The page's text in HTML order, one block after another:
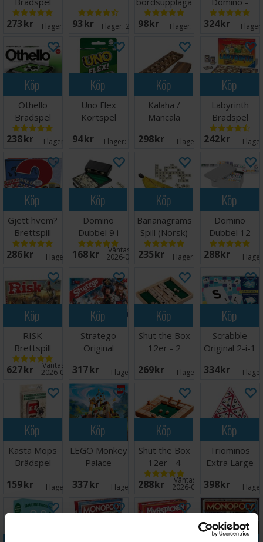
273 SEK I lager: 20+
93 SEK I lager:20+
25cm
98 SEK I lager:
NORSK
324 SEK I
Köp
Othello
Brädspel
238 SEK I lager: 13
Köp
Uno Flex
Kortspel
94 SEK I lager:
Köp
Kalaha /
Mancala
298 SEK I lager: 4
Köp
Labyrinth
Brädspel
242 SEK I
Köp
Gjett hvem?
Brettspill
286 SEK I lager:
Köp
Domino
Dubbel 9 i
koffert - 55
delar
168 SEK Väntas in:
2026-08-17
Köp
Bananagrams
Spill (Norsk)
235 SEK I lager: 20+
Köp
Domino
Dubbel 12
Metallåda - 91
delar
288 SEK I
Köp
RISK
Brettspill
Norsk
627 SEK Väntas in:
2026-09-30
Köp
Stratego
Original
317 SEK I lager: 6
Köp
Shut the Box
12er - 2
269 SEK I lager: 1
Köp
Scrabble
Original 2-i-1
334 SEK I
Köp
Kasta Mops
Brädspel
159 SEK I lager: 6
Köp
LEGO Monkey
Palace
337 SEK I lager: 5
Köp
Shut the Box
12er - 4
Sidor/4
spelare
288 SEK Väntas in:
2026-08-17
Köp
Triominos
Extra Large
398 SEK I